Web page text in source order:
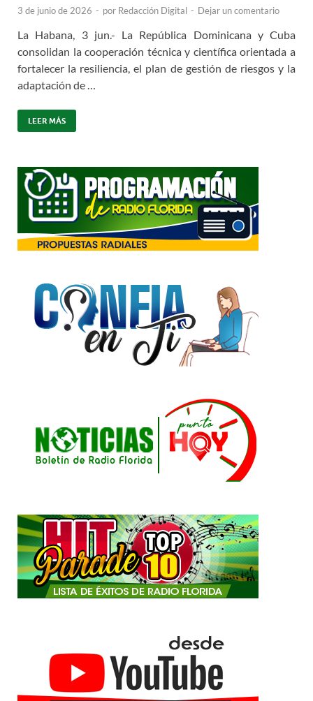
3 de junio de 2026 - por Redacción Digital - Dejar un comentario
La Habana, 3 jun.- La República Dominicana y Cuba
consolidan la cooperación técnica y científica orientada a
fortalecer la resiliencia, el plan de gestión de riesgos y la
adaptación de …
LEER MÁS